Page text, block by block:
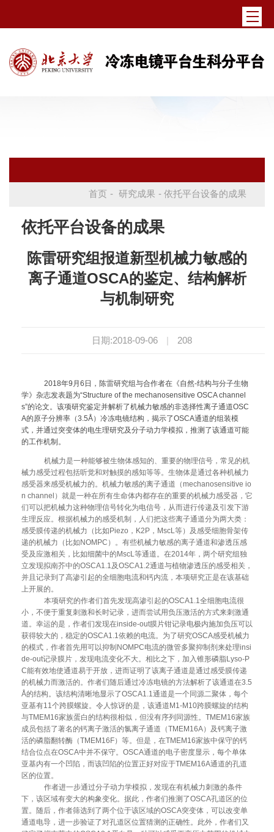
首页 - 研究成果 - 依托平台设备的成果
依托平台设备的成果
陈雷研究组报道新型机械力敏感的
离子通道OSCA的鉴定、结构解析
与机制研究
日期:2018-09-06 | 208
2018年9月6日，陈雷研究组与合作者在《自然-结构与分子生物
学》杂志发表题为“Structure of the mechanosensitive OSCA channel
s”的论文。该项研究鉴定并解析了机械力敏感的非选择性离子通道OSC
A的原子分辨率（3.5Å）冷冻电镜结构，揭示了OSCA通道的组装模
式，并通过突变体的电生理研究及分子动力学模拟，推测了该通道可能
的工作机制。
机械力是一种能够被生物体感知的、重要的物理信号，常见的机
械力感受过程包括听觉和对触摸的感知等等。生物体是通过各种机械力
感受器来感受机械力的。机械力敏感的离子通道（mechanosensitive io
n channel ）就是一种在所有生命体内都存在的重要的机械力感受器，它
们可以把机械力这种物理信号转化为电信号，从而进行传递及引发下游
生理反应。根据机械力的感受机制，人们把这些离子通道分为两大类：
感受膜传递的机械力（比如Piezo ， K2P ， MscL 等）及感受细胞骨架传
递的机械力（比如NOMPC ）。有些机械力敏感的离子通道和渗透压感
受及应激相关，比如细菌中的MscL 等通道。在2014年，两个研究组独
立发现拟南芥中的OSCA1.1 及OSCA1.2通道与植物渗透压的感受相关，
并且记录到了高渗引起的全细胞电流和钙内流，本项研究正是在该基础
上开展的。
本项研究的作者们首先发现高渗引起的OSCA1.1全细胞电流很
小，不便于重复刺激和长时记录，进而尝试用负压激活的方式来刺激通
道。幸运的是，作者们发现在inside-out膜片钳记录电极内施加负压可以
获得较大的，稳定的OSCA1.1 依赖的电流。为了研究OSCA感受机械力
的模式，作者首先用可以抑制NOMPC电流的微管多聚抑制剂来处理insi
de-out记录膜片，发现电流变化不大。相比之下，加入锥形磷脂Lyso-P
C能有效地使通道易于开放，进而证明了该离子通道是通过感受膜传递
的机械力而激活的。作者们随后通过冷冻电镜的方法解析了该通道在3.5
Å的结构。该结构清晰地显示了OSCA1.1 通道是一个同源二聚体，每个
亚基有11 个跨膜螺旋。令人惊讶的是，该通道M1-M10跨膜螺旋的结构
与TMEM16家族蛋白的结构很相似，但没有序列同源性。 TMEM16家族
成员包括了著名的钙离子激活的氯离子通道（TMEM16A）及钙离子激
活的磷脂翻转酶（TMEM16F）等。但是，在TMEM16家族中保守的钙
结合位点在OSCA中并不保守。 OSCA通道的电子密度显示，每个单体
亚基内有一个凹陷，而该凹陷的位置正好对应于TMEM16A通道的孔道
区的位置。
作者进一步通过分子动力学模拟，发现在有机械力刺激的条件
下，该区域有变大的构象变化。据此，作者们推测了OSCA孔道区的位
置。随后，作者筛选到了两个位于该区域的OSCA突变体，可以改变单
通道电导， 进一步验证了对孔道区位置猜测的正确性。此外，作者们又